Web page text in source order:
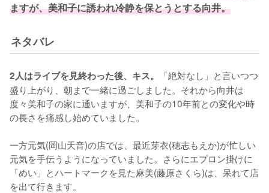
ますが、美和子に誘われ冷静を保とうとする向井。
ネタバレ
2人はライブを見終わった後、キス。
「絶対なし」と言いつつ
盛り上がり、朝まで一緒に過ごしました。それから向井は
度々美和子の家に通いますが、美和子の10年前との変化や時
の長さを痛感し始めていました。
一方元気(岡山天音)の店では、最近芽衣(穂志もえか)が忙しい
元気を手伝うようになっていました。さらにエプロン掛けに
「めい」とハートマークを見た麻美(藤原さくら)は、呆れて店
を出て行きます。